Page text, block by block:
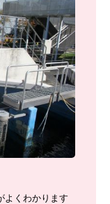
よくわかります